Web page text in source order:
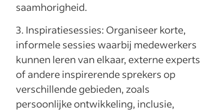
saamhorigheid.
3. Inspiratiesessies: Organiseer korte,
informele sessies waarbij medewerkers
kunnen leren van elkaar, externe experts
of andere inspirerende sprekers op
verschillende gebieden, zoals
persoonlijke ontwikkeling, inclusie,